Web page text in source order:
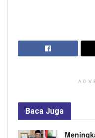
Baca Juga